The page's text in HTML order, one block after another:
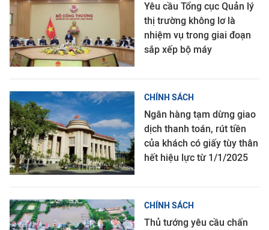
Yêu cầu Tổng cục Quản lý
thị trường không lơ là
nhiệm vụ trong giai đoạn
sắp xếp bộ máy
CHÍNH SÁCH
Ngân hàng tạm dừng giao
dịch thanh toán, rút tiền
của khách có giấy tùy thân
hết hiệu lực từ 1/1/2025
CHÍNH SÁCH
Thủ tướng yêu cầu chấn